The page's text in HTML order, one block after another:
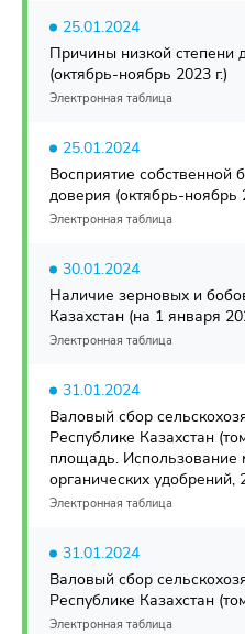
25.01.2024
Причины низкой степени
(октябрь-ноябрь 2023 г.)
Электронная таблица
25.01.2024
Восприятие собственной
доверия (октябрь-ноябрь
Электронная таблица
30.01.2024
Наличие зерновых и
Казахстан (на 1 января
Электронная таблица
31.01.2024
Валовый сбор
Республике Казахстан
площадь. Использование
органических удобрений,
Электронная таблица
31.01.2024
Валовый сбор
Республике Казахстан
Электронная таблица